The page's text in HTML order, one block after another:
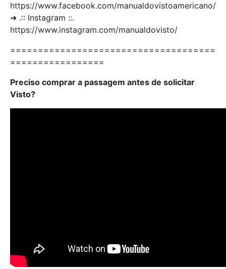
https://www.facebook.com/manualdovistoamericano/
➜ .:: Instagram ::.
https://www.instagram.com/manualdovisto/
=====================================
=================
Preciso comprar a passagem antes de solicitar
Visto?